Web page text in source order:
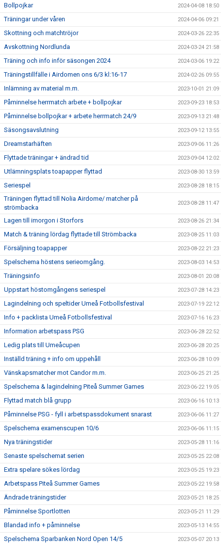
Bollpojkar 2024-04-08 18:50
Träningar under våren 2024-04-06 09:21
Skottning och matchtröjor 2024-03-26 22:35
Avskottning Nordlunda 2024-03-24 21:58
Träning och info inför säsongen 2024 2024-03-06 19:22
Träningstillfälle i Airdomen ons 6/3 kl:16-17 2024-02-26 09:55
Inlämning av material m.m. 2023-10-01 21:09
Påminnelse herrmatch arbete + bollpojkar 2023-09-23 18:53
Påminnelse bollpojkar + arbete herrmatch 24/9 2023-09-13 21:48
Säsongsavslutning 2023-09-12 13:55
Dreamstarhäften 2023-09-06 11:26
Flyttade träningar + ändrad tid 2023-09-04 12:02
Utlämningsplats toapapper flyttad 2023-08-30 13:59
Seriespel 2023-08-28 18:15
Träningen flyttad till Nolia Airdome/ matcher på
strömbacka
2023-08-28 11:47
Lagen till imorgon i Storfors 2023-08-26 21:34
Match & träning lördag flyttade till Strömbacka 2023-08-25 11:03
Försäljning toapapper 2023-08-22 21:23
Spelschema höstens serieomgång. 2023-08-03 14:53
Träningsinfo 2023-08-01 20:08
Uppstart höstomgångens seriespel 2023-07-28 14:23
Lagindelning och speltider Umeå Fotbollsfestival 2023-07-19 22:12
Info + packlista Umeå Fotbollsfestival 2023-07-16 16:23
Information arbetspass PSG 2023-06-28 22:52
Ledig plats till Umeåcupen 2023-06-28 20:25
Inställd träning + info om uppehåll 2023-06-28 10:09
Vänskapsmatcher mot Candor m.m. 2023-06-25 21:25
Spelschema & lagindelning Piteå Summer Games 2023-06-22 19:05
Flyttad match blå grupp 2023-06-16 10:13
Påminnelse PSG - fyll i arbetspassdokument snarast 2023-06-06 11:27
Spelschema examenscupen 10/6 2023-06-06 11:15
Nya träningstider 2023-05-28 11:16
Senaste spelschemat serien 2023-05-25 22:08
Extra spelare sökes lördag 2023-05-25 19:23
Arbetspass Piteå Summer Games 2023-05-22 19:58
Ändrade träningstider 2023-05-21 18:25
Påminnelse Sportlotten 2023-05-21 11:29
Blandad info + påminnelse 2023-05-13 14:55
Spelschema Sparbanken Nord Open 14/5 2023-05-07 20:13